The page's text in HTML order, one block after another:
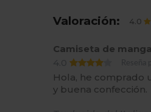
Valoración: 4.0
Camiseta de
4.0
Hola, he comprado
y buena confección.